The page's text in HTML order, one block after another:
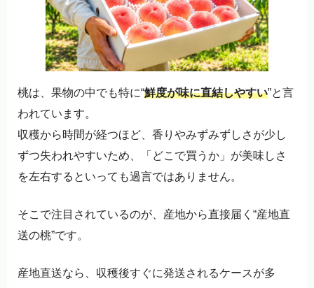
桃は、果物の中でも特に“鮮度が味に直結しやすい”と言
われています。
収穫から時間が経つほど、香りやみずみずしさが少し
ずつ失われやすいため、「どこで買うか」が美味しさ
を左右するといっても過言ではありません。
そこで注目されているのが、産地から直接届く“産地直
送の桃”です。
産地直送なら、収穫後すぐに発送されるケースが多